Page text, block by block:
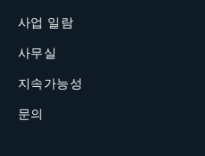
사업 일람
사무실
지속가능성
문의